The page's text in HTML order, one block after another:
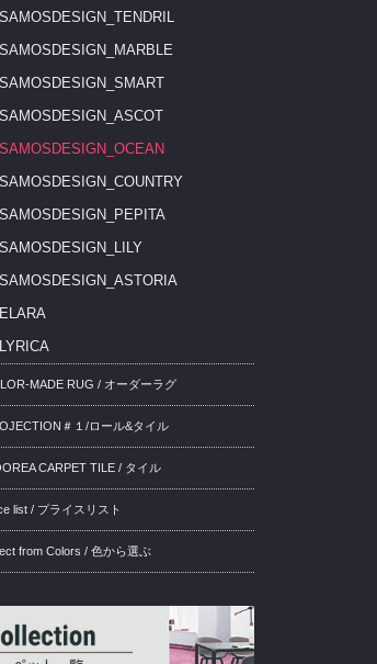
SAMOSDESIGN_TENDRIL
SAMOSDESIGN_MARBLE
SAMOSDESIGN_SMART
SAMOSDESIGN_ASCOT
SAMOSDESIGN_OCEAN
SAMOSDESIGN_COUNTRY
SAMOSDESIGN_PEPITA
SAMOSDESIGN_LILY
SAMOSDESIGN_ASTORIA
ELARA
LYRICA
MADE RUG / オーダーラグ
＃１/ロール&タイル
CARPET TILE / タイル
list / プライスリスト
from Colors / 色から選ぶ